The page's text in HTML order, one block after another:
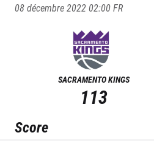
08 décembre 2022 02:00FR
SACRAMENTO KINGS
113
Score